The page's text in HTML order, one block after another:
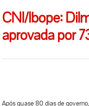
CNI/Ibope:
aprovada por
Após quase 80 dias de